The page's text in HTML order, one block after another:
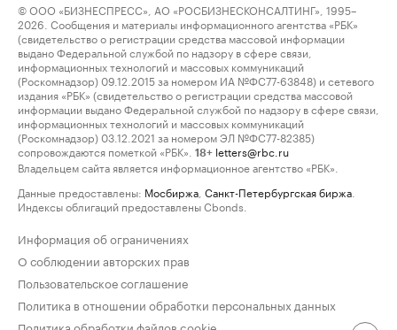
© ООО «БИЗНЕСПРЕСС», АО «РОСБИЗНЕСКОНСАЛТИНГ», 1995–
2026. Сообщения и материалы информационного агентства «РБК»
(свидетельство о регистрации средства массовой информации
выдано Федеральной службой по надзору в сфере связи,
информационных технологий и массовых коммуникаций
(Роскомнадзор) 09.12.2015 за номером ИА №ФС77-63848) и сетевого
издания «РБК» (свидетельство о регистрации средства массовой
информации выдано Федеральной службой по надзору в сфере связи,
информационных технологий и массовых коммуникаций
(Роскомнадзор) 03.12.2021 за номером ЭЛ №ФС77-82385)
сопровождаются пометкой «РБК».
18+ letters@rbc.ru
Владельцем сайта является информационное агентство «РБК».
Данные предоставлены: Мосбиржа Санкт-Петербургская биржа
Индексы облигаций предоставлены Cbonds.
Информация об ограничениях
О соблюдении авторских прав
Пользовательское соглашение
Политика в отношении обработки персональных данных
Политика обработки файлов cookie